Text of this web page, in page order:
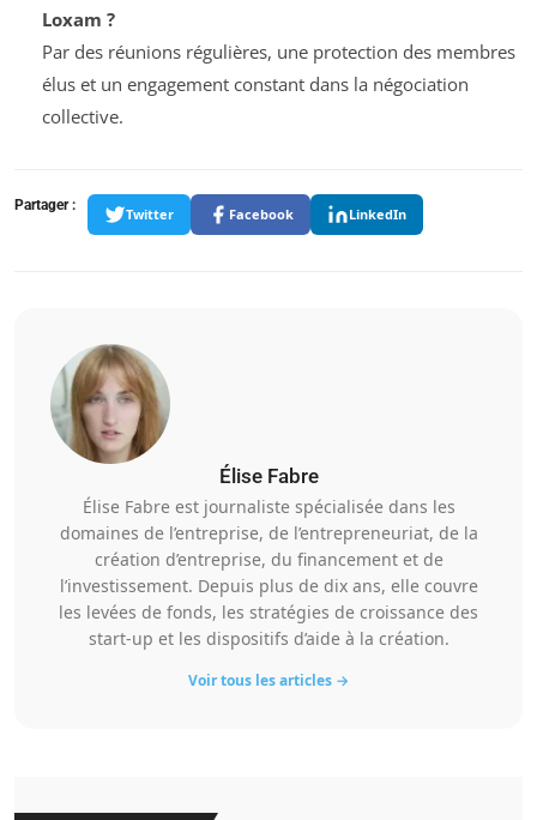
Loxam ?
Par des réunions régulières, une protection des membres
élus et un engagement constant dans la négociation
collective.
Partager : Twitter Facebook LinkedIn
Élise Fabre
Élise Fabre est journaliste spécialisée dans les
domaines de l’entreprise, de l’entrepreneuriat, de la
création d’entreprise, du financement et de
l’investissement. Depuis plus de dix ans, elle couvre
les levées de fonds, les stratégies de croissance des
start-up et les dispositifs d’aide à la création.
Voir tous les articles →